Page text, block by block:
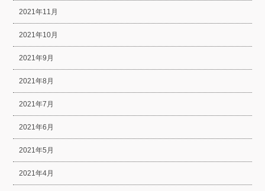
2021年11月
2021年10月
2021年9月
2021年8月
2021年7月
2021年6月
2021年5月
2021年4月